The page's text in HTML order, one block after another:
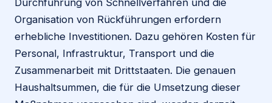
Durchführung von Schnellverfahren und die
Organisation von Rückführungen erfordern
erhebliche Investitionen. Dazu gehören Kosten für
Personal, Infrastruktur, Transport und die
Zusammenarbeit mit Drittstaaten. Die genauen
Haushaltsummen, die für die Umsetzung dieser